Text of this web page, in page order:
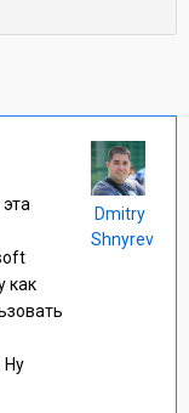
как
Ну
Dmitry
Shnyrev